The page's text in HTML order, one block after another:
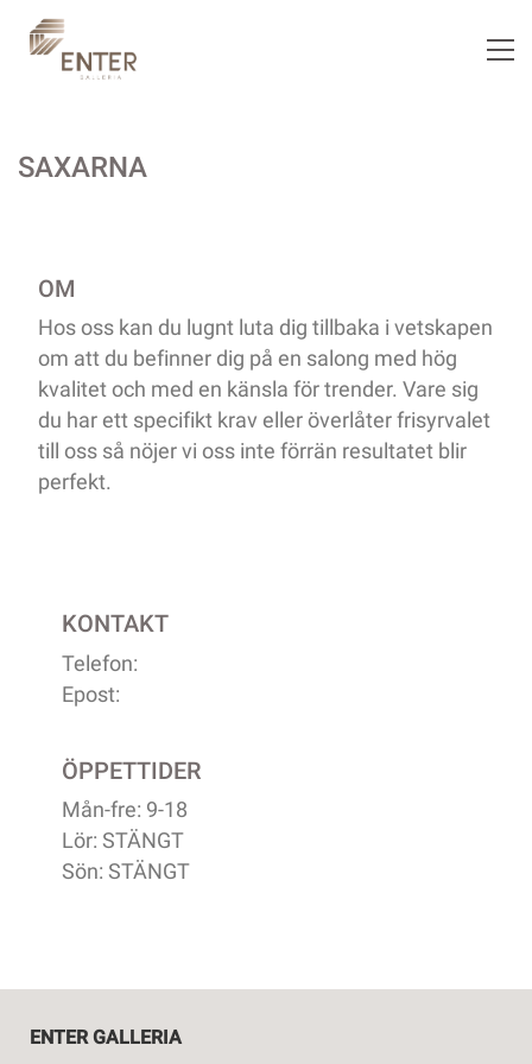
SAXARNA
OM
Hos oss kan du lugnt luta dig tillbaka i vetskapen
om att du befinner dig på en salong med hög
kvalitet och med en känsla för trender. Vare sig
du har ett specifikt krav eller överlåter frisyrvalet
till oss så nöjer vi oss inte förrän resultatet blir
perfekt.
KONTAKT
Telefon:
Epost:
ÖPPETTIDER
Mån-fre: 9-18
Lör: STÄNGT
Sön: STÄNGT
ENTER GALLERIA